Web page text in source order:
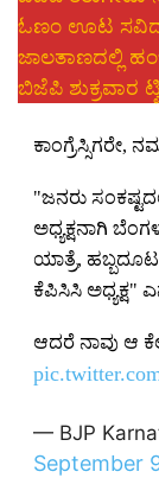
ಓಣಂ ಊಟ
ಜಾಲತಾಣದಲ್ಲಿ
ಬಿಜೆಪಿ ಶುಕ್ರವಾರ
ಕಾಂಗ್ರೆಸ್ಸಿಗರೇ,
"ಜನರು
ಅಧ್ಯಕ್ಷನಾಗಿ
ಯಾತ್ರೆ,
ಕೆಪಿಸಿಸಿ ಅಧ್ಯಕ್ಷ"
ಆದರೆ ನಾವು ಆ
— BJP
September